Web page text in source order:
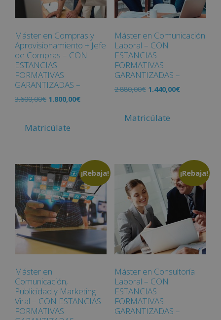
Máster en Compras y
Aprovisionamiento + Jefe
de Compras – CON
ESTANCIAS
FORMATIVAS
GARANTIZADAS –
3.600,00€ 1.800,00€
Matricúlate
Máster en Comunicación
Laboral – CON
ESTANCIAS
FORMATIVAS
GARANTIZADAS –
2.880,00€ 1.440,00€
Matricúlate
¡Rebaja!
Máster en
Comunicación,
Publicidad y Marketing
Viral – CON ESTANCIAS
FORMATIVAS
¡Rebaja!
Máster en Consultoría
Laboral – CON
ESTANCIAS
FORMATIVAS
GARANTIZADAS –